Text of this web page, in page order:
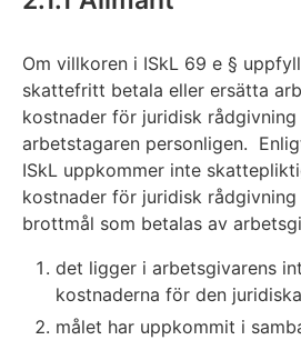
Om villkoren i ISkL 69 e §
skattefritt betala eller ersätta
kostnader för juridisk
arbetstagaren personligen.
ISkL uppkommer inte
kostnader för juridisk
brottmål som betalas av
det ligger i arbetsgivarens
kostnaderna för den
målet har uppkommit i